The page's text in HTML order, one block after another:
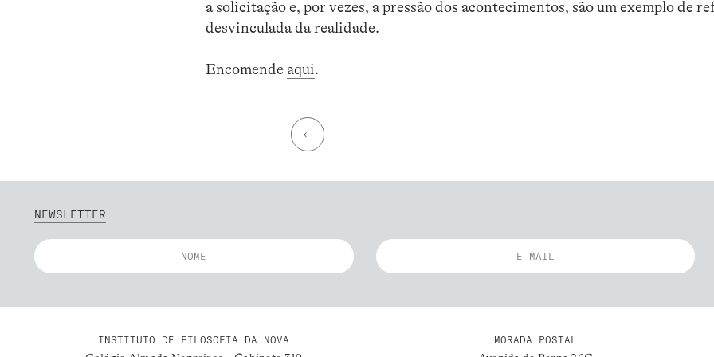
a solicitação e, por vezes, a pressão dos acontecimentos, são um exemplo de
desvinculada da realidade.
Encomende aqui.
←
NEWSLETTER
INSTITUTO DE FILOSOFIA DA NOVA MORADA POSTAL